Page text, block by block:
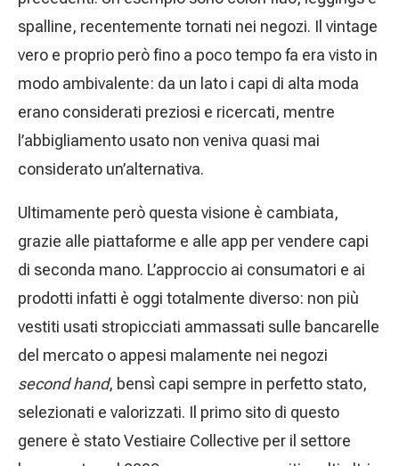
spalline, recentemente tornati nei negozi. Il vintage
vero e proprio però fino a poco tempo fa era visto in
modo ambivalente: da un lato i capi di alta moda
erano considerati preziosi e ricercati, mentre
l’abbigliamento usato non veniva quasi mai
considerato un’alternativa.
Ultimamente però questa visione è cambiata,
grazie alle piattaforme e alle app per vendere capi
di seconda mano. L’approccio ai consumatori e ai
prodotti infatti è oggi totalmente diverso: non più
vestiti usati stropicciati ammassati sulle bancarelle
del mercato o appesi malamente nei negozi
second hand, bensì capi sempre in perfetto stato,
selezionati e valorizzati. Il primo sito di questo
genere è stato Vestiaire Collective per il settore